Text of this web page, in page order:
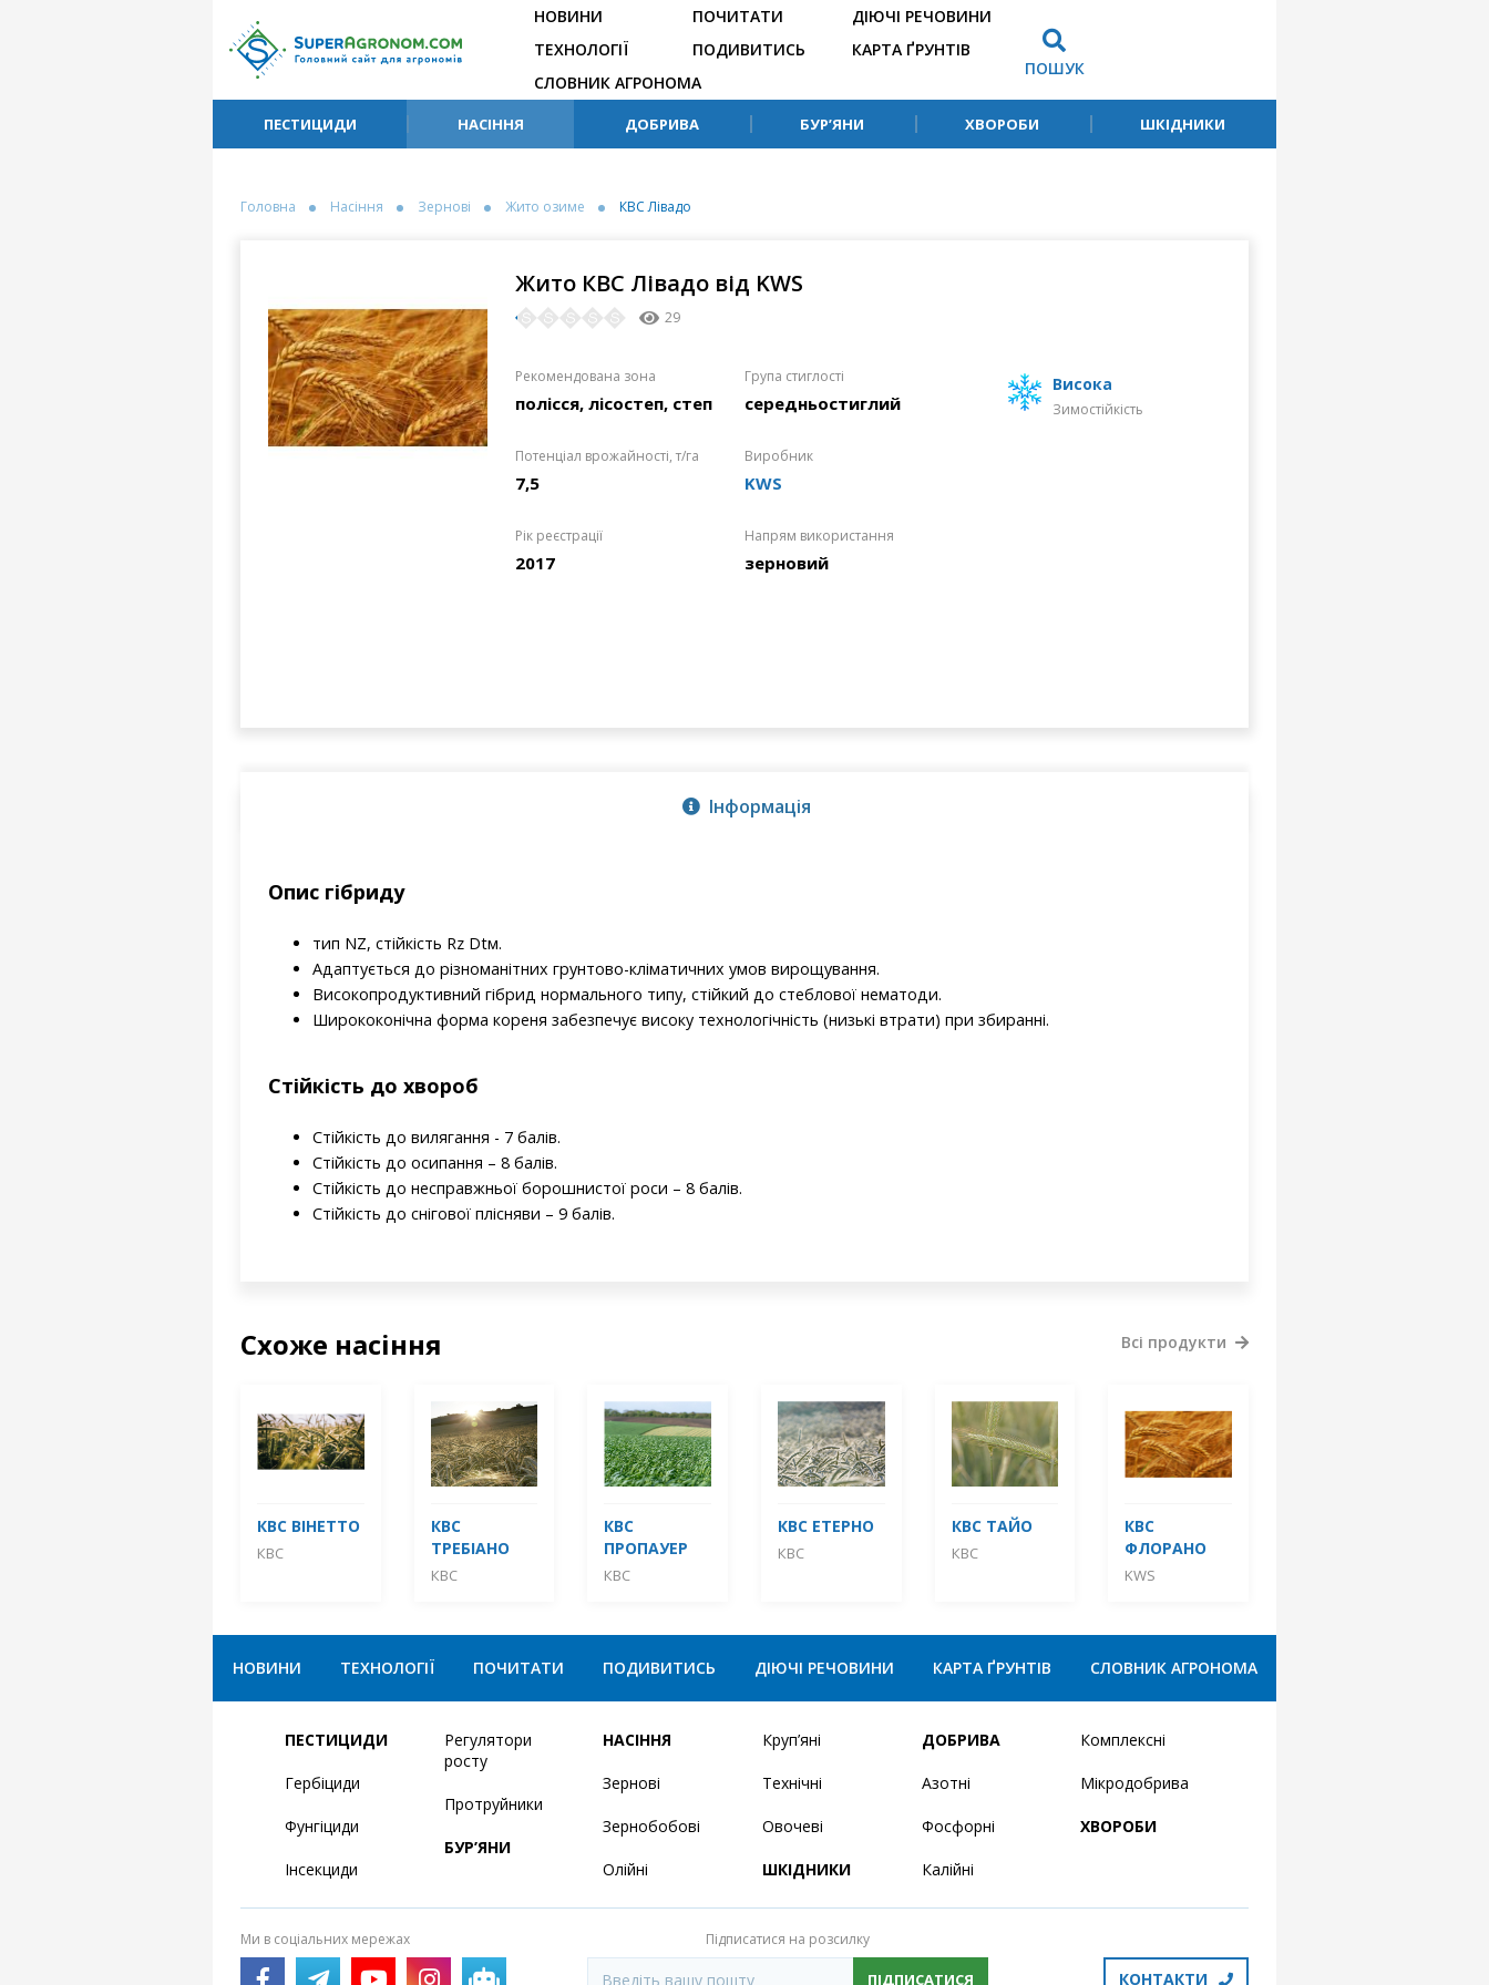
НОВИНИ
ТЕХНОЛОГІЇ
ПОЧИТАТИ
ПОДИВИТИСЬ
ДІЮЧІ РЕЧОВИНИ
КАРТА ҐРУНТІВ
СЛОВНИК АГРОНОМА
ПОШУК
ПЕСТИЦИДИ НАСІННЯ ДОБРИВА БУР’ЯНИ ХВОРОБИ ШКІДНИКИ
Головна Насіння Зернові Жито озиме КВС Лівадо
Жито КВС Лівадо від KWS
29
Рекомендована зона
полісся, лісостеп, степ
Група стиглості
середньостиглий
Потенціал врожайності, т/га
7,5
Виробник
KWS
Рік реєстрації
2017
Напрям використання
зерновий
високa
Зимостійкість
Інформація
Опис гібриду
тип NZ, стійкість Rz Dtм.
Адаптується до різноманітних грунтово-кліматичних умов вирощування.
Високопродуктивний гібрид нормального типу, стійкий до стеблової нематоди.
Ширококонічна форма кореня забезпечує високу технологічність (низькі втрати) при збиранні.
Стійкість до хвороб
Стійкість до вилягання - 7 балів.
Стійкість до осипання – 8 балів.
Стійкість до несправжньої борошнистої роси – 8 балів.
Стійкість до снігової плісняви – 9 балів.
Схоже насіння
КВС ВІНЕТТО
КВС
КВС
ТРЕБІАНО
КВС
КВС
ПРОПАУЕР
КВС
КВС ЕТЕРНО
КВС
КВС ТАЙО
КВС
КBC
ФЛОРАНО
KWS
Всі продукти
НОВИНИ ТЕХНОЛОГІЇ ПОЧИТАТИ ПОДИВИТИСЬ ДІЮЧІ РЕЧОВИНИ КАРТА ҐРУНТІВ СЛОВНИК АГРОНОМА
ПЕСТИЦИДИ
Гербіциди
Фунгіциди
Інсекциди
Регулятори
росту
Протруйники
БУР’ЯНИ
НАСІННЯ
Зернові
Зернобобові
Олійні
Круп’яні
Технічні
Овочеві
ШКІДНИКИ
ДОБРИВА
Азотні
Фосфорні
Калійні
Комплексні
Мікродобрива
ХВОРОБИ
Ми в соціальних мережах Підписатися на розсилку
ПІДПИСАТИСЯ КОНТАКТИ